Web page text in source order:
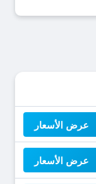
عرض الأسعار
عرض الأسعار